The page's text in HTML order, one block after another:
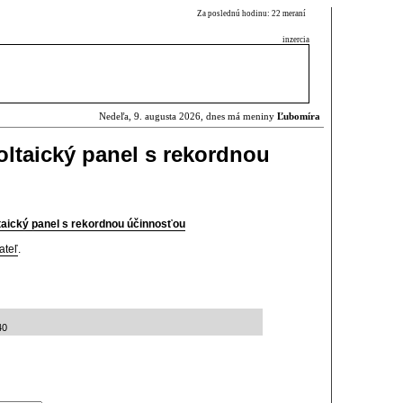
Za poslednú hodinu: 22 meraní
inzercia
Nedeľa, 9. augusta 2026, dnes má meniny Ľubomíra
panel s rekordnou
panel s rekordnou účinnosťou
.